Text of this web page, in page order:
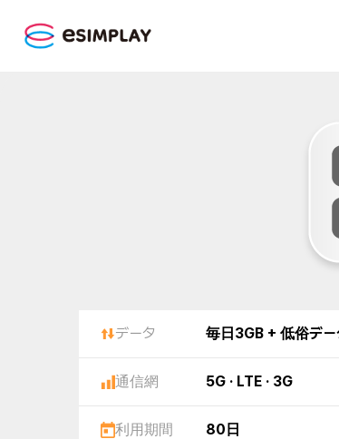
データ 毎日3GB + 低俗デ
通信網 5G · LTE · 3G
利用期間 80日